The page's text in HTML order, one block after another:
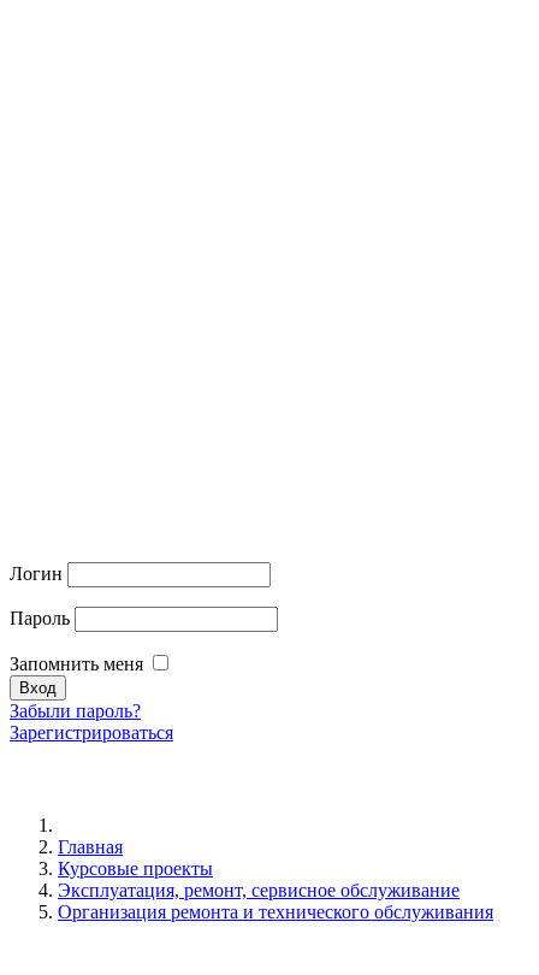
Логин
Пароль
Запомнить меня
Забыли пароль?
Зарегистрироваться
Главная
Курсовые проекты
Эксплуатация, ремонт, сервисное обслуживание
Организация ремонта и технического обслуживания